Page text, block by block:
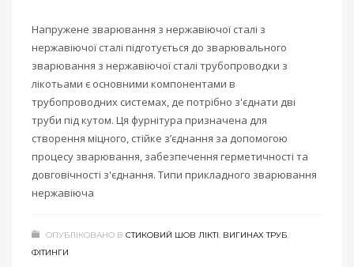
Напружене зварювання з нержавіючої сталі з
нержавіючої сталі підготується до зварювального
зварювання з нержавіючої сталі трубопроводки з
лікотьами є основними компонентами в
трубопроводних системах, де потрібно з'єднати дві
труби під кутом. Ця фурнітура призначена для
створення міцного, стійке з’єднання за допомогою
процесу зварювання, забезпечення герметичності та
довговічності з'єднання. Типи прикладного зварювання
нержавіюча
ОПУБЛІКОВАНО В СТИКОВИЙ ШОВ ЛІКТІ, ВИГИНАХ ТРУБ,
ФІТИНГИ